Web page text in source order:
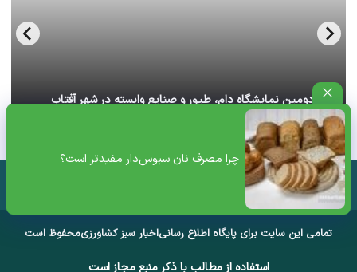
چرا مصرف نان سبوس‌دار مفیدتر است؟
آغاز دومین نمایشگاه دام، طیور و صنایع وابسته در شهر آفتاب
تهران+ ویدئو
تمامی این سایت برای پایگاه اطلاع رسانیاخبار سبز کشاورزیمحفوظ است
استفاده از مطالب با ذکر منبع مجاز است